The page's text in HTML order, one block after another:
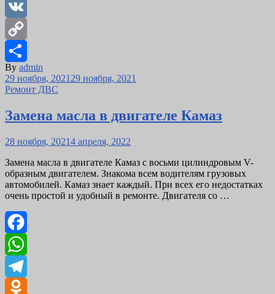
Odnoklassniki
VK
Copy
Link
Отправить
By admin
Posted
on
29 ноября, 2021 29 ноября, 2021
Ремонт ДВС
Замена масла в двигателе Камаз
Posted
28 ноября, 20214 апреля, 2022
Замена масла в двигателе Камаз с восьми цилиндровым V-
образным двигателем. Знакома всем водителям грузовых
автомобилей. Камаз знает каждый. При всех его недостатках
очень простой и удобный в ремонте. Двигателя со …
Facebook
WhatsApp
Telegram